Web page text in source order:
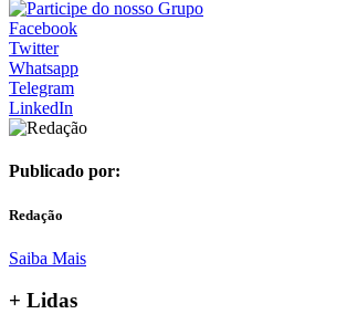
Facebook
Twitter
Whatsapp
Telegram
LinkedIn
Publicado por:
Redação
Saiba Mais
+ Lidas